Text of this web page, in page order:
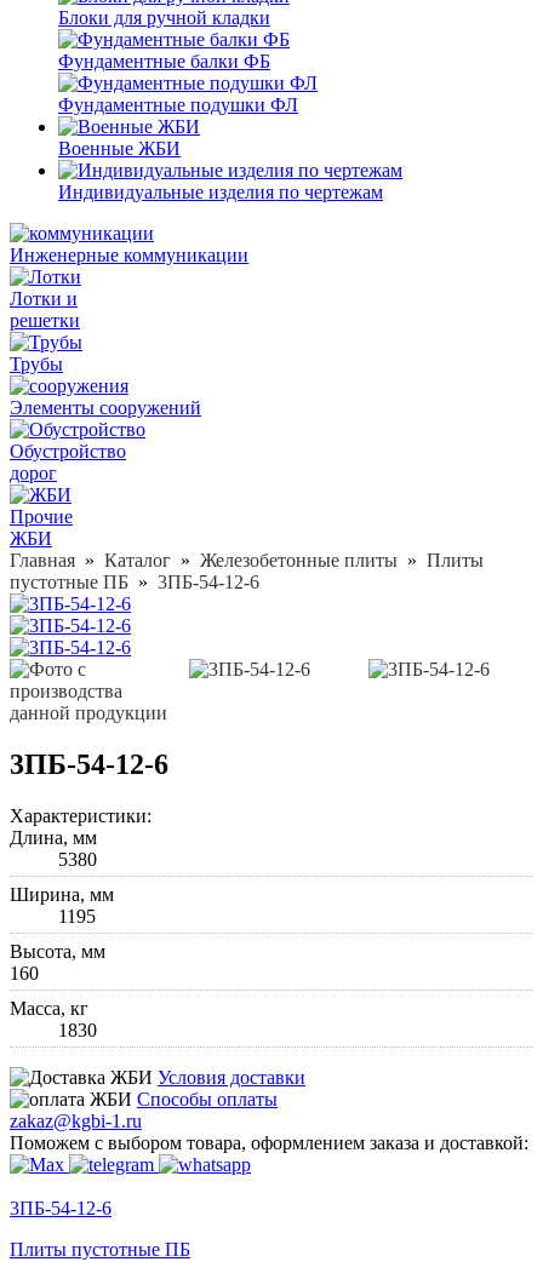
Блоки для ручной кладки
Фундаментные балки ФБ
Фундаментные подушки ФЛ
Военные ЖБИ
Индивидуальные изделия по чертежам
Инженерные коммуникации
Лотки и
решетки
Трубы
Элементы сооружений
Обустройство
дорог
Прочие
ЖБИ
Главная » Каталог » Железобетонные плиты » Плиты
пустотные ПБ » 3ПБ-54-12-6
3ПБ-54-12-6
Характеристики:
Длина, мм
5380
Ширина, мм
1195
Высота, мм
160
Масса, кг
1830
Условия доставки
Способы оплаты
zakaz@kgbi-1.ru
Поможем с выбором товара, оформлением заказа и доставкой:
3ПБ-54-12-6
Плиты пустотные ПБ